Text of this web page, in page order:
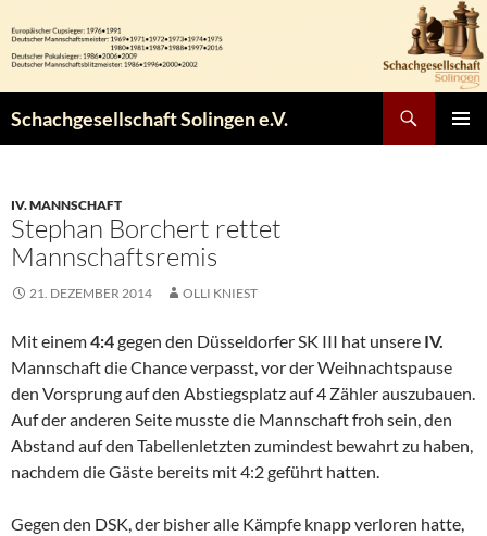
Inhalt
springen
Schachgesellschaft Solingen e.V.
IV. MANNSCHAFT
Stephan Borchert rettet
Mannschaftsremis
21. DEZEMBER 2014 OLLI KNIEST
Mit einem4:4gegen den Düsseldorfer SK III hat unsere IV.
Mannschaft die Chance verpasst, vor der Weihnachtspause
den Vorsprung auf den Abstiegsplatz auf 4 Zähler auszubauen.
Auf der anderen Seite musste die Mannschaft froh sein, den
Abstand auf den Tabellenletzten zumindest bewahrt zu haben,
nachdem die Gäste bereits mit 4:2 geführt hatten.
Gegen den DSK, der bisher alle Kämpfe knapp verloren hatte,